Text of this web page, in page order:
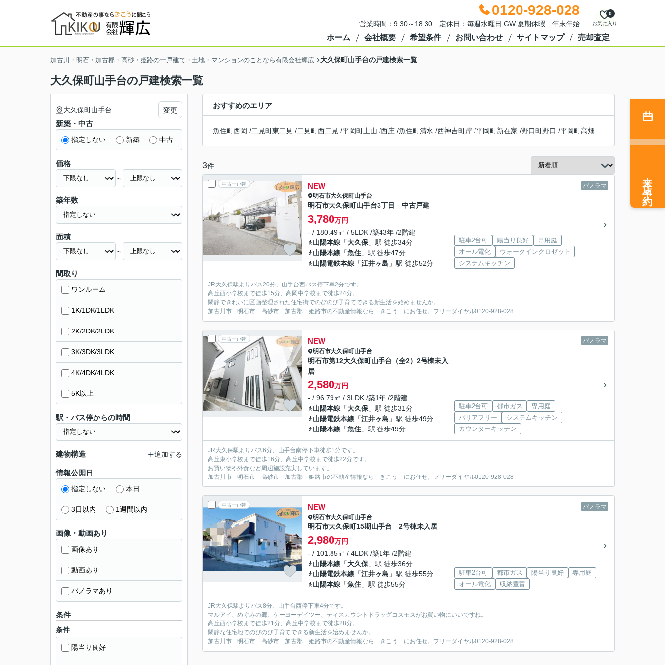
0120-928-028
営業時間：9:30～18:30 定休日：毎週水曜日 GW 夏期休暇 年末年始 お気に入り
0
ホーム 会社概要 希望条件 お問い合わせ サイトマップ 売却査定
加古川・明石・加古郡・高砂・姫路の一戸建て・土地・マンションのことなら有限会社輝広 大久保町山手台の戸建検索一覧
大久保町山手台の戸建検索一覧
おすすめのエリア
魚住町西岡 /二見町東二見 /二見町西二見 /平岡町土山 /西庄 /魚住町清水 /西神吉町岸 /平岡町新在家 /野口町野口 /平岡町高畑
3件
中古一戸建 パノラマ
NEW
明石市大久保町山手台
明石市大久保町山手台3丁目 中古戸建
3,780万円
- / 180.49㎡ / 5LDK /築43年 /2階建
山陽本線 「大久保 」駅 徒歩34分
山陽本線 「魚住 」駅 徒歩47分
山陽電鉄本線 「江井ヶ島 」駅 徒歩52分
駐車2台可 陽当り良好
専用庭
オール電化
ウォークインクロゼット
システムキッチン
JR大久保駅よりバス20分、山手台西バス停下車2分です。
高丘西小学校まで徒歩15分、高岡中学校まで徒歩24分。
閑静できれいに区画整理された住宅街でのびのび子育てできる新生活を始めませんか。
加古川市 明石市 高砂市 加古郡 姫路市の不動産情報なら きこう にお任せ。フリーダイヤル0120-928-028
中古一戸建 パノラマ
NEW
明石市大久保町山手台
明石市第12大久保町山手台（全2）2号棟未入
居
2,580万円
- / 96.79㎡ / 3LDK /築1年 /2階建
山陽本線 「大久保 」駅 徒歩31分
山陽電鉄本線 「江井ヶ島 」駅 徒歩49分
山陽本線 「魚住 」駅 徒歩49分
駐車2台可 都市ガス
専用庭
バリアフリー
システムキッチン
カウンターキッチン
JR大久保駅よりバス6分、山手台南停下車徒歩1分です。
高丘東小学校まで徒歩16分、高丘中学校まで徒歩22分です。
お買い物や外食など周辺施設充実しています。
加古川市 明石市 高砂市 加古郡 姫路市の不動産情報なら きこう にお任せ。フリーダイヤル0120-928-028
中古一戸建 パノラマ
NEW
明石市大久保町山手台
明石市大久保町15期山手台 2号棟未入居
2,980万円
- / 101.85㎡ / 4LDK /築1年 /2階建
山陽本線 「大久保 」駅 徒歩36分
山陽電鉄本線 「江井ヶ島 」駅 徒歩55分
山陽本線 「魚住 」駅 徒歩55分
駐車2台可 都市ガス 陽当り良好
専用庭
オール電化
収納豊富
JR大久保駅よりバス8分、山手台西停下車4分です。
マルアイ、めぐみの郷、ケーヨーデイツー、ディスカウントドラッグコスモスがお買い物にいいですね。
高丘西小学校まで徒歩21分、高丘中学校まで徒歩28分。
閑静な住宅地でのびのび子育てできる新生活を始めませんか。
加古川市 明石市 高砂市 加古郡 姫路市の不動産情報なら きこう にお任せ。フリーダイヤル0120-928-028
大久保町山手台 変更
新築・中古
指定しない 新築 中古
価格
～
築年数
面積
～
間取り
ワンルーム
1K/1DK/1LDK
2K/2DK/2LDK
3K/3DK/3LDK
4K/4DK/4LDK
5K以上
駅・バス停からの時間
建物構造 追加する
情報公開日
指定しない 本日
3日以内 1週間以内
画像・動画あり
画像あり
動画あり
パノラマあり
条件
条件
陽当り良好
来店予約